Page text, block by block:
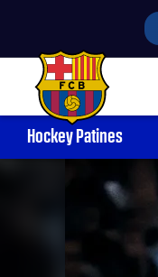
FC Barcelona club badge
Hockey Patines